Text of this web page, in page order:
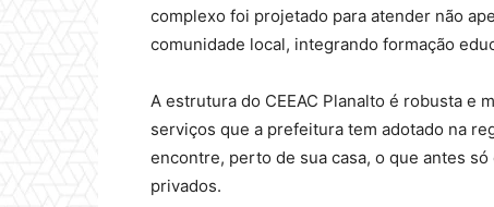
complexo foi projetado para atender não
comunidade local, integrando formação
A estrutura do CEEAC Planalto é robusta e
serviços que a prefeitura tem adotado na
encontre, perto de sua casa, o que antes
privados.